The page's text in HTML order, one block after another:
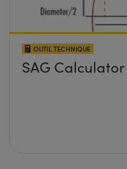
OUTIL TECHNIQUE
SAG Calculator